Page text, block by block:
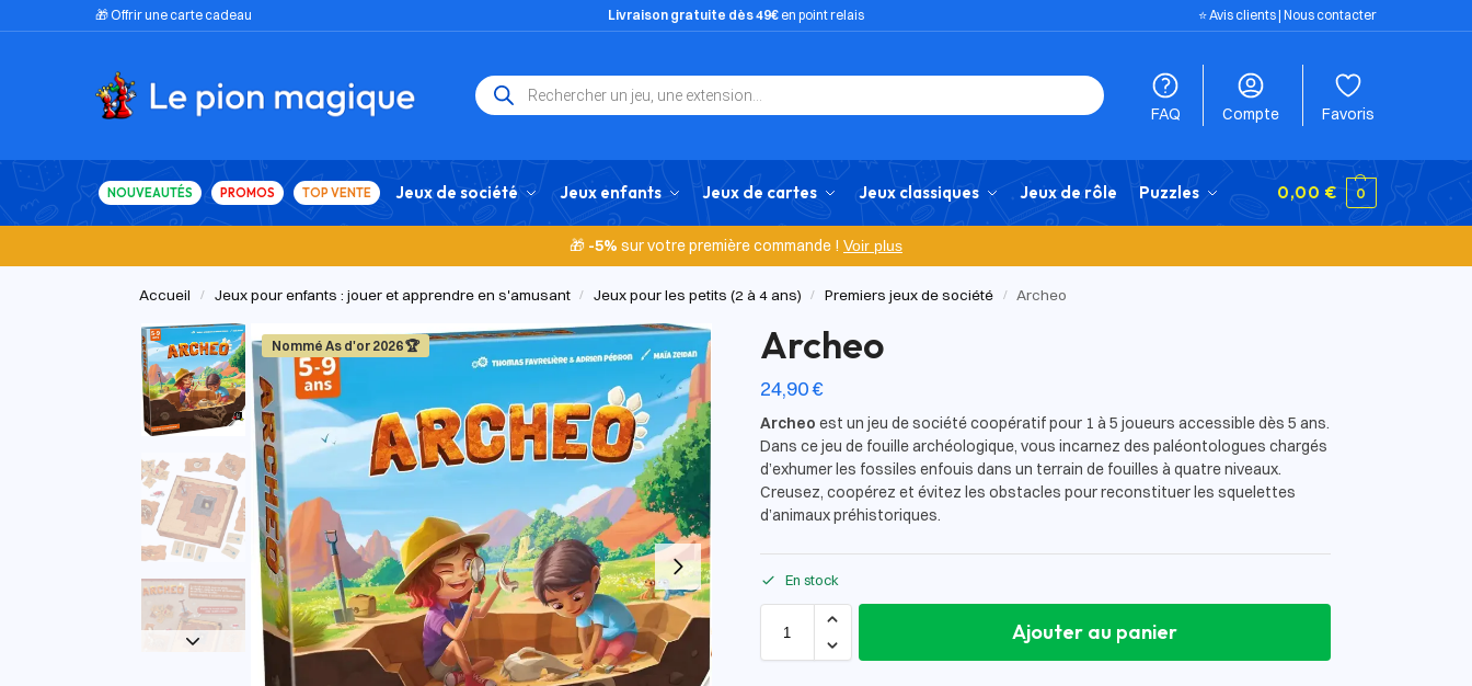
🎁 Offrir une carte cadeau Livraison gratuite dès 49€ en point relais ⭐️ Avis clients| Nous contacter
FAQ Compte Favoris
NOUVEAUTÉS PROMOS TOP VENTE Jeux de société Jeux enfants Jeux de cartes Jeux classiques Jeux de rôle Puzzles 0,00 € 0
🎁 -5% sur votre première commande ! Voir plus
Accueil / Jeux pour enfants : jouer et apprendre en s'amusant / Jeux pour les petits (2 à 4 ans) / Premiers jeux de société / Archeo
Nommé As d'or 2026 🏆 Archeo
24,90€
Archeo est un jeu de société coopératif pour 1 à 5 joueurs accessible dès 5 ans.
Dans ce jeu de fouille archéologique, vous incarnez des paléontologues chargés
d’exhumer les fossiles enfouis dans un terrain de fouilles à quatre niveaux.
Creusez, coopérez et évitez les obstacles pour reconstituer les squelettes
d’animaux préhistoriques.
En stock
Ajouter au panier